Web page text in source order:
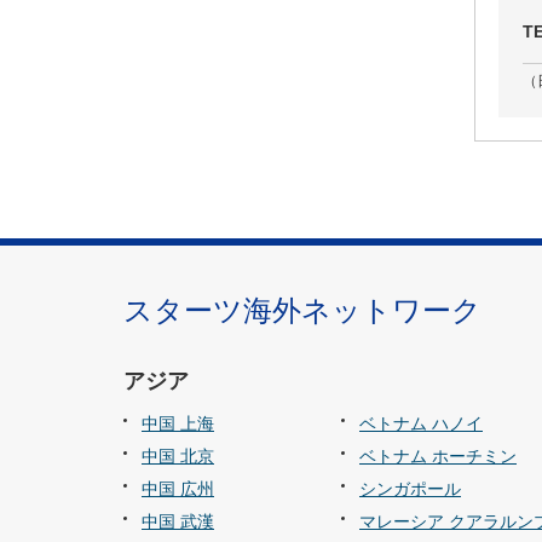
スターツ海外ネットワーク
アジア
中国 上海
中国 北京
中国 広州
中国 武漢
ベトナム ハノイ
ベトナム ホーチミン
シンガポール
マレーシア クアラルン